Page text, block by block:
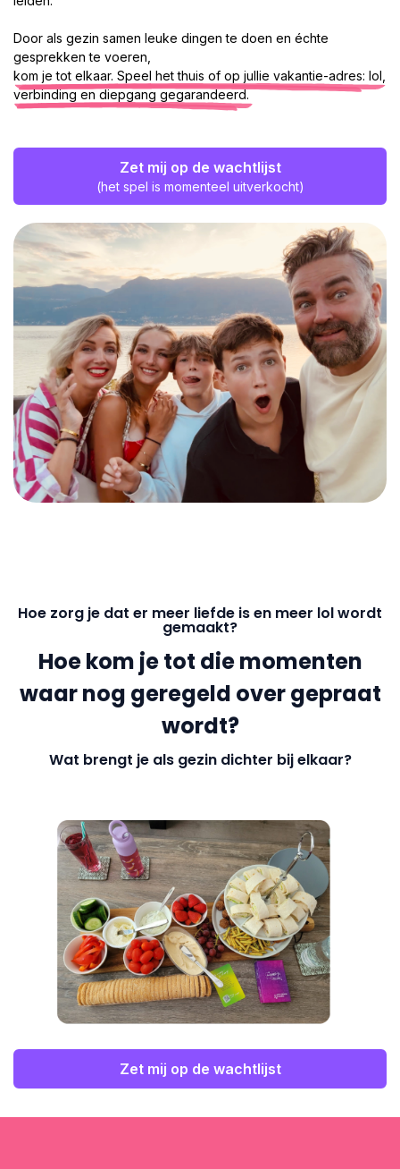
Door als gezin samen leuke dingen te doen en échte
gesprekken te voeren,
kom je tot elkaar. Speel het thuis of op jullie vakantie-adres: lol,
verbinding en diepgang gegarandeerd.
Zet mij op de wachtlijst
(het spel is momenteel uitverkocht)
Hoe zorg je dat er meer liefde is en meer lol wordt
gemaakt?
Hoe kom je tot die momenten
waar nog geregeld over gepraat
wordt?
Wat brengt je als gezin dichter bij elkaar?
Zet mij op de wachtlijst